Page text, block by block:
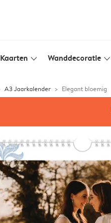
Kaarten slim_arrow_down Wanddecoratie slim_arrow_down
A3 Jaarkalender Elegant bloemig